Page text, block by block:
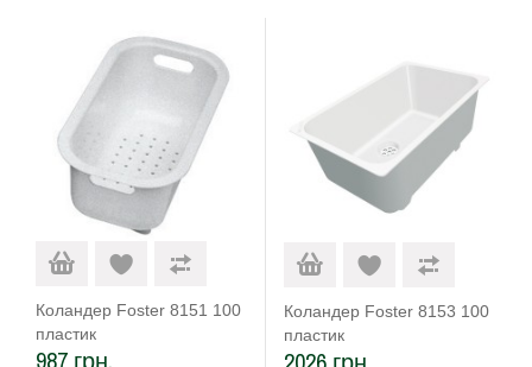
Коландер Foster 8151 100
пластик
987 грн.
Коландер Foster 8153 100
пластик